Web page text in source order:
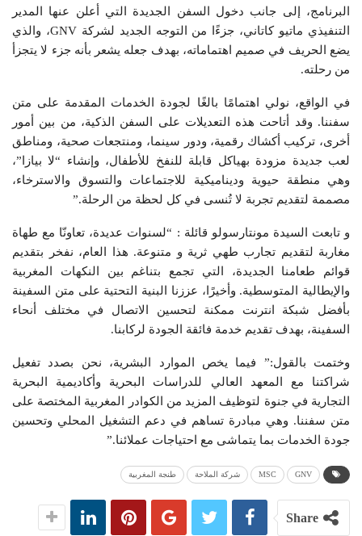
البرنامج، إلى جانب دخول السفن الجديدة التي أعلن عنها المدير
التنفيذي ماتيو كاتاني، جزءًا من التوجه الجديد لشركة GNV، والذي
يضع الحريف في صميم اهتماماته، بهدف جعله يشعر بأنه جزء لا يتجزأ
من رحلته.
في الواقع، نولي اهتمامًا بالغًا لجودة الخدمات المقدمة على متن
سفننا. وقد أتاحت هذه التعديلات على السفن الذكية، من بين أمور
أخرى، تركيب أكشاك رقمية، ودور سينما، ومنتجعات صحية، ومناطق
لعب جديدة مزودة بهياكل قابلة للنفخ للأطفال، وإنشاء “لا بيازا”،
وهي منطقة حيوية وديناميكية للاجتماعات والتسوق والاسترخاء،
مصممة لتقديم تجربة لا تُنسى في كل لحظة من الرحلة.”
و تابعت السيدة مونتارسولو قائلة : “لسنوات عديدة، تعاونّا مع طهاة
مغاربة لتقديم تجارب طهي ثرية و متنوعة. هذا العام، نفخر بتقديم
قوائم طعامنا الجديدة، التي تجمع بتناغم بين النكهات المغربية
والإيطالية المتوسطية. وأخيرًا، عززنا البنية التحتية على متن السفينة
بأفضل شبكة انترنت ممكنة لتحسين الاتصال في مختلف أنحاء
السفينة، بهدف تقديم خدمة فائقة الجودة لركابنا.
وختمت بالقول:” فيما يخص الموارد البشرية، نحن بصدد تفعيل
شراكتنا مع المعهد العالي للدراسات البحرية وأكاديمية البحرية
التجارية في جنوة لتوظيف المزيد من الكوادر المغربية المختصة على
متن سفننا. وهي مبادرة تساهم في دعم التشغيل المحلي وتحسين
جودة الخدمات بما يتماشى مع احتياجات عملائنا.”
GNV
MSC شركة الملاحة طنجة المغربية
Share